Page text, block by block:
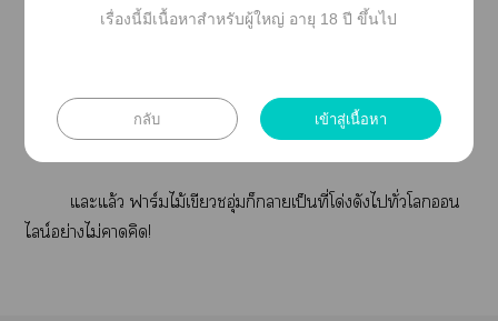
ามันเทศใสมัยาวงศ์ชิง
...
แะแล้ว ฟาร์มไม้เขียวชอุ่มก็าเป็นที่โด่งดังไทั่วโน
ไลน์อย่างไม่าคิด!
เรื่องนี้มีเนื้อหาสำหรับผู้ใหญ่ อายุ 18 ปี ขึ้นไป
กลับ เข้าสู่เนื้อหา